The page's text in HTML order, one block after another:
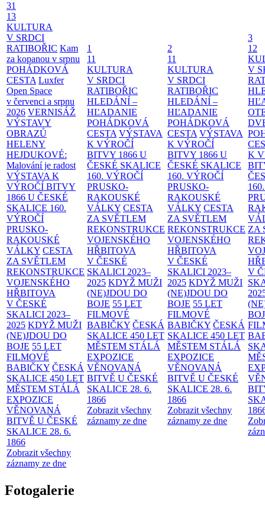
31
13
KULTURA
V SRDCI
RATIBOŘIC Kam
za kopanou v srpnu
POHÁDKOVÁ
CESTA Luxfer
Open Space
v červenci a srpnu
2026 VERNISÁŽ
VÝSTAVY
OBRAZŮ
HELENY
HEJDUKOVÉ:
Malování je radost
VÝSTAVA K
VÝROČÍ BITVY
1866 U ČESKÉ
SKALICE 160.
VÝROČÍ
PRUSKO-
RAKOUSKÉ
VÁLKY CESTA
ZA SVĚTLEM
REKONSTRUKCE
VOJENSKÉHO
HŘBITOVA
V ČESKÉ
SKALICI 2023–
2025 KDYŽ MUŽI
(NE)JDOU DO
BOJE 55 LET
FILMOVÉ
BABIČKY ČESKÁ
SKALICE 450 LET
MĚSTEM STÁLÁ
EXPOZICE
VĚNOVANÁ
BITVĚ U ČESKÉ
SKALICE 28. 6.
1866
Zobrazit všechny
záznamy ze dne
1
11
KULTURA
V SRDCI
RATIBOŘIC
HLEDÁNÍ –
HĽADANIE
POHÁDKOVÁ
CESTA VÝSTAVA
K VÝROČÍ
BITVY 1866 U
ČESKÉ SKALICE
160. VÝROČÍ
PRUSKO-
RAKOUSKÉ
VÁLKY CESTA
ZA SVĚTLEM
REKONSTRUKCE
VOJENSKÉHO
HŘBITOVA
V ČESKÉ
SKALICI 2023–
2025 KDYŽ MUŽI
(NE)JDOU DO
BOJE 55 LET
FILMOVÉ
BABIČKY ČESKÁ
SKALICE 450 LET
MĚSTEM STÁLÁ
EXPOZICE
VĚNOVANÁ
BITVĚ U ČESKÉ
SKALICE 28. 6.
1866
Zobrazit všechny
záznamy ze dne
2
11
KULTURA
V SRDCI
RATIBOŘIC
HLEDÁNÍ –
HĽADANIE
POHÁDKOVÁ
CESTA VÝSTAVA
K VÝROČÍ
BITVY 1866 U
ČESKÉ SKALICE
160. VÝROČÍ
PRUSKO-
RAKOUSKÉ
VÁLKY CESTA
ZA SVĚTLEM
REKONSTRUKCE
VOJENSKÉHO
HŘBITOVA
V ČESKÉ
SKALICI 2023–
2025 KDYŽ MUŽI
(NE)JDOU DO
BOJE 55 LET
FILMOVÉ
BABIČKY ČESKÁ
SKALICE 450 LET
MĚSTEM STÁLÁ
EXPOZICE
VĚNOVANÁ
BITVĚ U ČESKÉ
SKALICE 28. 6.
1866
Zobrazit všechny
záznamy ze dne
3
12
V
K
ZA
V
Fotogalerie